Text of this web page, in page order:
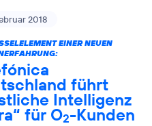
2018
EINER NEUEN
führt
Intelligenz
für O2-Kunden